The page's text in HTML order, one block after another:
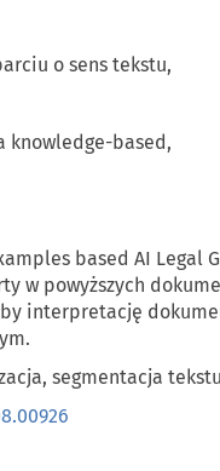
o sens tekstu,
knowledge-based,
based AI Legal
w powyższych
interpretację
, segmentacja